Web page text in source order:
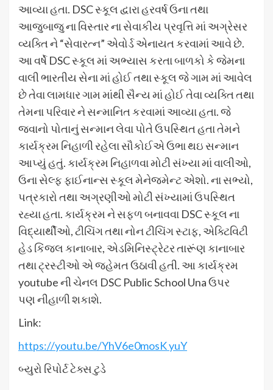
આવ્યા હતા. DSC સ્કૂલ દ્વારા હરવર્ષ ઉના તથા
આજુબાજુ ના વિસ્તાર ના સેવાકીય પ્રવૃત્તિ માં અગ્રેસર
વ્યક્તિ ને “સેવારત્ન” એવોર્ડ એનાયત કરવામાં આવે છે.
આ વર્ષે DSC સ્કૂલ માં અભ્યાસ કરતા બાળકો કે જેમના
વાલી ભારતીય સેના માં હોઈ તથા સ્કૂલ જે ગામ માં આવેલ
છે તેવા લામધાર ગામ માંથી સૈન્ય માં હોઈ તેવા વ્યક્તિ તથા
તેમના પરિવાર ને સન્માનિત કરવામાં આવ્યા હતા. જે
જવાનો પોતાનું સન્માન લેવા પોતે ઉપસ્થિત હતા તેમને
કાર્યક્રમ નિહાળી રહેલા સૌકોઈએ ઉભા થઇ સન્માન
આપ્યું હતું. કાર્યક્રમ નિહાળવા મોટી સંખ્યા માં વાલીઓ,
ઉના સેલ્ફ ફાઈનાન્સ સ્કૂલ મેનેજમેન્ટ એશો. ના સભ્યો,
પત્રકારો તથા અગ્રણીઓ મોટી સંખ્યામાં ઉપસ્થિત
રહ્યા હતા. કાર્યક્રમ ને સફળ બનાવવા DSC સ્કૂલ ના
વિદ્યાર્થીઓ, ટીચિંગ તથા નોન ટીચિંગ સ્ટાફ, એક્ટિવિટી
હેડ કિંજલ કાનાબાર, એડમિનિસ્ટ્રેટર તારૂંણ કાનાબાર
તથા ટ્રસ્ટીઓ એ જહેમત ઉઠાવી હતી. આ કાર્યક્રમ
youtube ની ચેનલ DSC Public School Una ઉપર
પણ નીહાળી શકાશે.
Link:
https://youtu.be/YhV6e0mosK yuY
બ્યુરો રિપોર્ટ ટેક્સ ટુડે